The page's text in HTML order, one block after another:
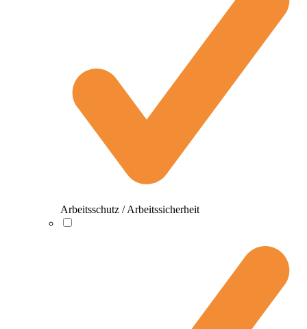
Arbeitsschutz / Arbeitssicherheit